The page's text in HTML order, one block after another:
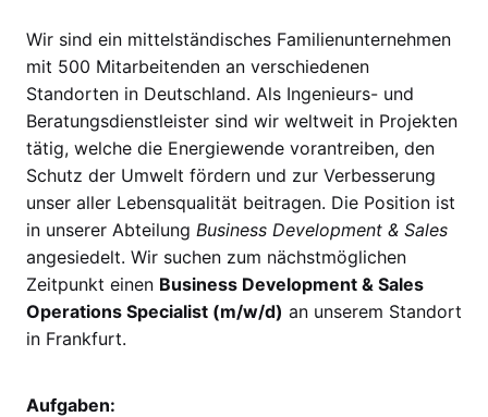
Wir sind ein mittelständisches Familienunternehmen
mit 500 Mitarbeitenden an verschiedenen
Standorten in Deutschland. Als Ingenieurs- und
Beratungsdienstleister sind wir weltweit in Projekten
tätig, welche die Energiewende vorantreiben, den
Schutz der Umwelt fördern und zur Verbesserung
unser aller Lebensqualität beitragen. Die Position ist
in unserer Abteilung Business Development & Sales
angesiedelt. Wir suchen zum nächstmöglichen
Zeitpunkt einen Business Development & Sales
Operations Specialist (m/w/d) an unserem Standort
in Frankfurt.
Aufgaben: